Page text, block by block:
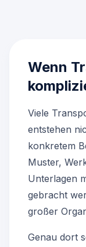
Wenn
Viele
entstehen
konkretem
Muster,
Unterlagen
gebracht
großer
Genau dort